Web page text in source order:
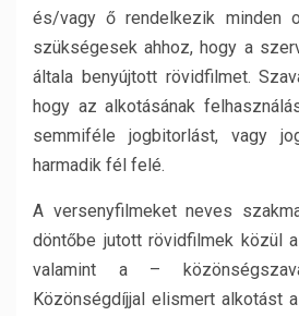
és/vagy ő rendelkezik minden
szükségesek ahhoz, hogy a
általa benyújtott rövidfilmet.
hogy az alkotásának
semmiféle jogbitorlást, vagy
harmadik fél felé.
A versenyfilmeket neves
döntőbe jutott rövidfilmek közül
valamint a –
Közönségdíjjal elismert alkotást